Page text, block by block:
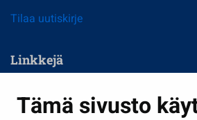
Tämä sivusto
Tilaa uutiskirje
Linkkejä
Kasvatus ja opetus